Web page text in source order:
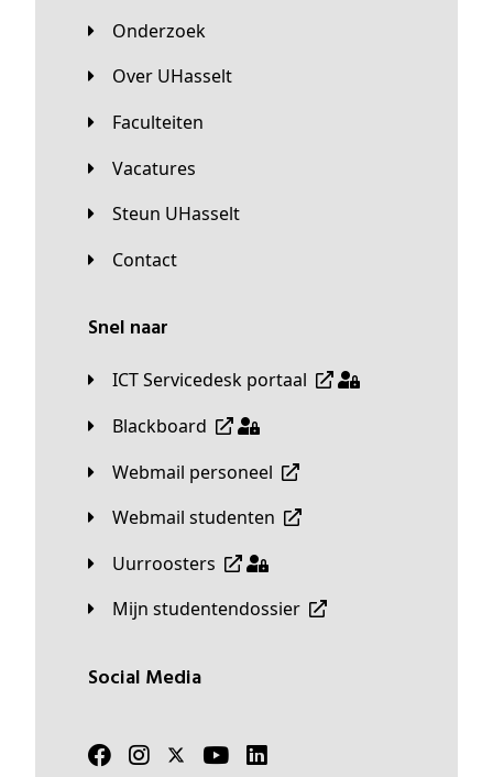
Onderzoek
Over UHasselt
Faculteiten
Vacatures
Steun UHasselt
Contact
Snel naar
ICT Servicedesk portaal
Blackboard
Webmail personeel
Webmail studenten
Uurroosters
Mijn studentendossier
Social Media